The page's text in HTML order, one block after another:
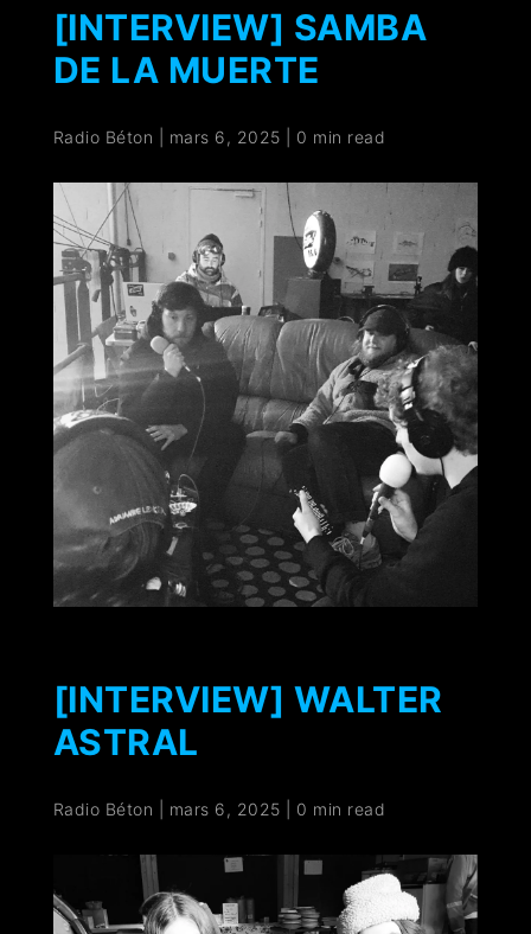
[INTERVIEW] SAMBA
DE LA MUERTE
Radio Béton mars 6, 2025 0 min read
[INTERVIEW] WALTER
ASTRAL
Radio Béton mars 6, 2025 0 min read